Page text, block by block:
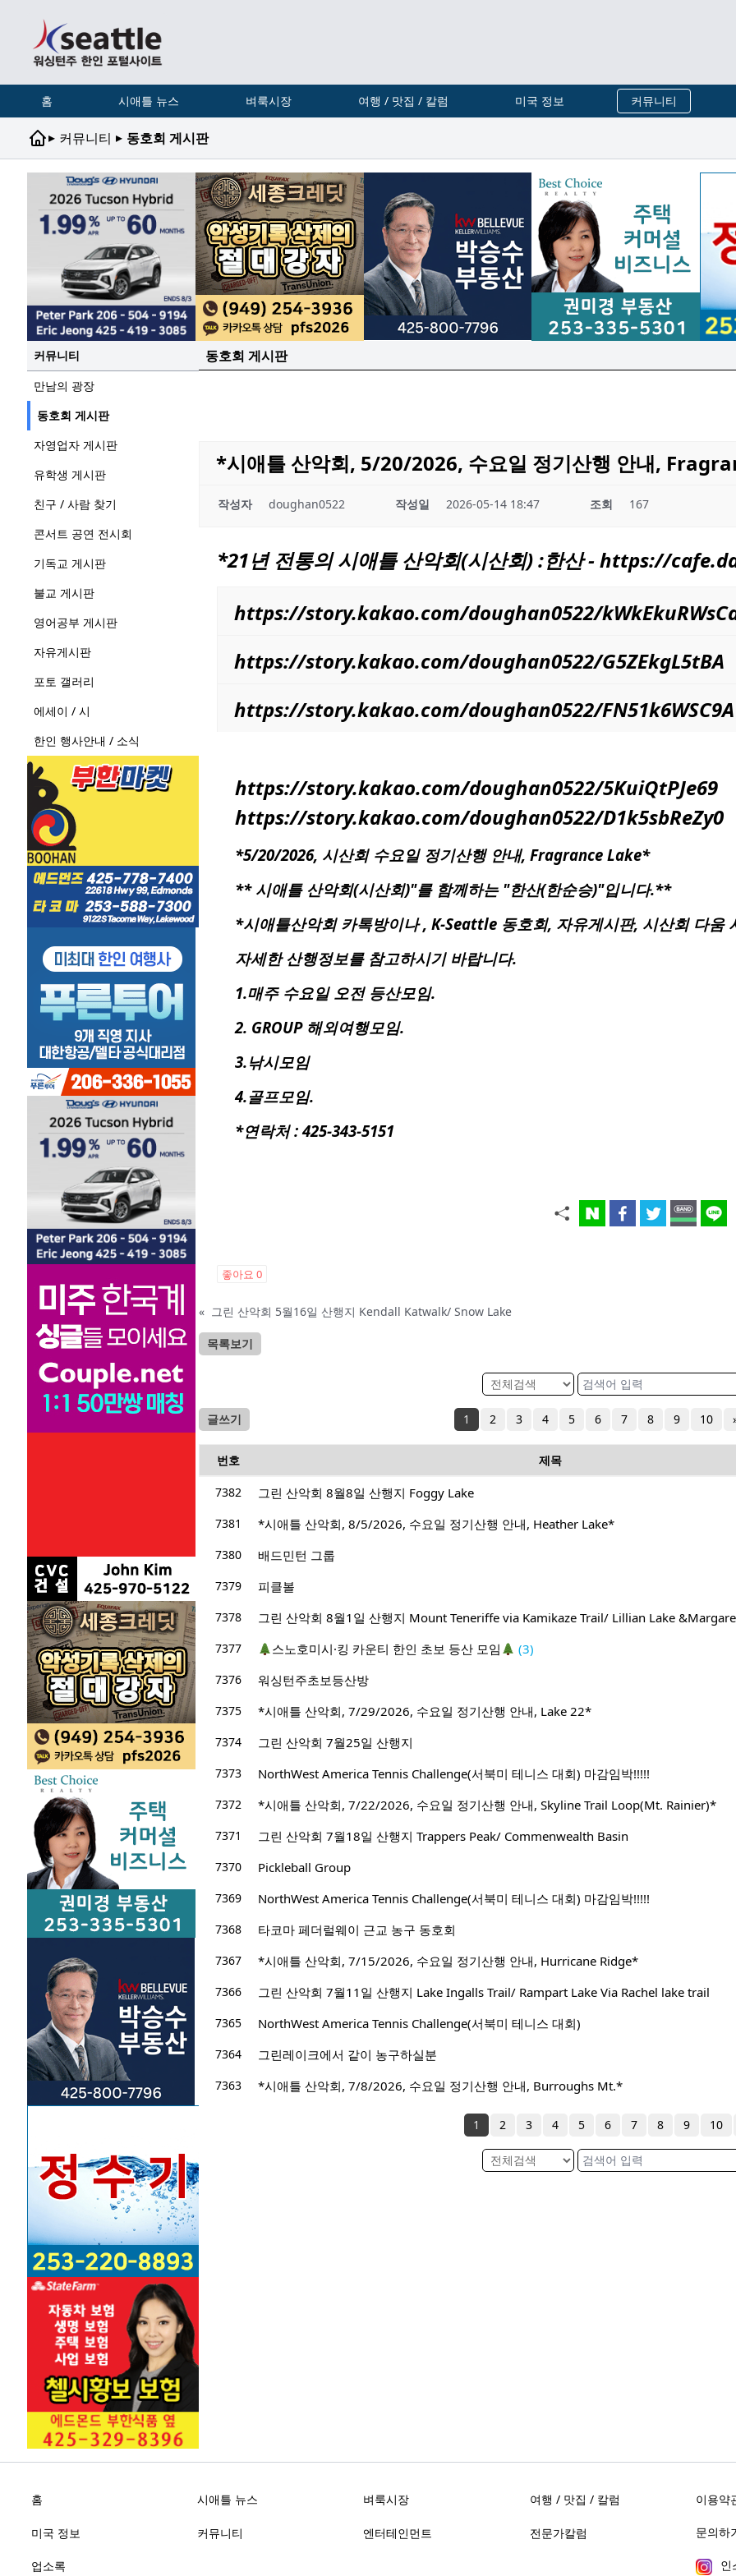
홈 시애틀 뉴스 벼룩시장 여행 / 맛집 / 칼럼 미국 정보 커뮤니티
▸ 커뮤니티 ▸ 동호회 게시판
커뮤니티
만남의 광장
동호회 게시판
자영업자 게시판
유학생 게시판
친구 / 사람 찾기
콘서트 공연 전시회
기독교 게시판
불교 게시판
영어공부 게시판
자유게시판
포토 갤러리
에세이 / 시
한인 행사안내 / 소식
동호회 게시판
*시애틀 산악회, 5/20/2026, 수요일 정기산행 안내,
작성자 doughan0522 작성일 2026-05-14 18:47 조회 167
*21년 전통의시애틀산악회(시산회) :한산 - https://
https://story.kakao.com/doughan0522/
https://story.kakao.com/doughan0522/G5ZEkgL5tBA
https://story.kakao.com/doughan0522/FN51k6WSC9A
https://story.kakao.com/doughan0522/5KuiQtPJe69
https://story.kakao.com/doughan0522/D1k5sbReZy0
*5/20/2026, 시산회 수요일 정기산행 안내, Fragrance Lake*
** 시애틀산악회(시산회)"를 함께하는 "한산(한순승)"입니다.**
*시애틀산악회 카톡방이나 , K-Seattle 동호회, 자유게시판, 시산회 다움
자세한 산행정보를 참고하시기 바랍니다.
1.매주 수요일 오전 등산모임.
2. GROUP 해외여행모임.
3.낚시모임
4.골프모임.
*연락처 : 425-343-5151
좋아요 0
« 그린 산악회 5월16일 산행지 Kendall Katwalk/ Snow Lake
목록보기
글쓰기 1 2 3 4 5 6 7 8 9 10
번호 제목
7382 그린 산악회 8월8일 산행지 Foggy Lake
7381
*시애틀 산악회, 8/5/2026, 수요일 정기산행 안내, Heather Lake*
7380
배드민턴 그룹
7379
피클볼
7378
그린 산악회 8월1일 산행지 Mount Teneriffe via Kamikaze Trail/ Lillian Lake
7377
스노호미시·킹 카운티 한인 초보 등산 모임 (3)
7376
워싱턴주초보등산방
7375
*시애틀 산악회, 7/29/2026, 수요일 정기산행 안내, Lake 22*
7374
그린 산악회 7월25일 산행지
7373
NorthWest America Tennis Challenge(서북미 테니스 대회) 마감임박!!!!!
7372
*시애틀 산악회, 7/22/2026, 수요일 정기산행 안내, Skyline Trail Loop(Mt. Rainier)*
7371
그린 산악회 7월18일 산행지 Trappers Peak/ Commenwealth Basin
7370
Pickleball Group
7369
NorthWest America Tennis Challenge(서북미 테니스 대회) 마감임박!!!!!
7368
타코마 페더럴웨이 근교 농구 동호회
7367
*시애틀 산악회, 7/15/2026, 수요일 정기산행 안내, Hurricane Ridge*
7366
그린 산악회 7월11일 산행지 Lake Ingalls Trail/ Rampart Lake Via Rachel lake trail
7365
NorthWest America Tennis Challenge(서북미 테니스 대회)
7364
그린레이크에서 같이 농구하실분
7363
*시애틀 산악회, 7/8/2026, 수요일 정기산행 안내, Burroughs Mt.*
1 2 3 4 5 6 7 8 9 10
홈 시애틀 뉴스 벼룩시장 여행 / 맛집 / 칼럼
미국 정보 커뮤니티 엔터테인먼트 전문가칼럼
업소록
이용약
문의하
인